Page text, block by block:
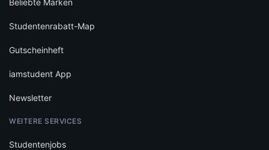
Studentenrabatt-Map
Gutscheinheft
iamstudent App
Newsletter
WEITERE SERVICES
Studentenjobs